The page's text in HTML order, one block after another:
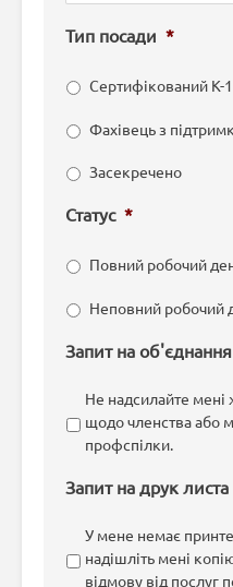
Тип посади *
Сертифікований K-
Фахівець з
Засекречено
Статус *
Повний робочий
Неповний робочий
Запит на об'єднання
Не надсилайте
щодо членства або
профспілки.
Запит на друк листа
У мене немає
надішліть мені
відмову від послуг